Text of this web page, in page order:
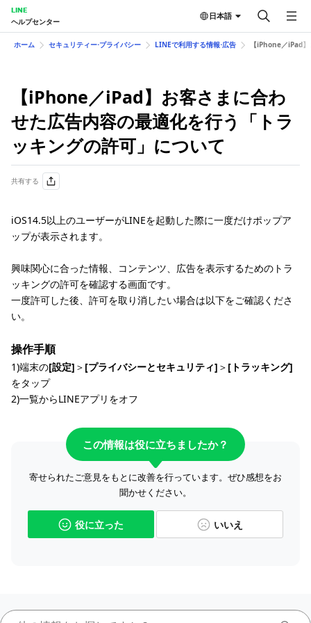
LINE
ヘルプセンター
日本語
ホーム セキュリティー⋅プライバシー LINEで利用する情報⋅広告 【iPhone／iPad
【iPhone／iPad】お客さまに合わ
せた広告内容の最適化を行う「トラ
ッキングの許可」について
共有する
iOS14.5以上のユーザーがLINEを起動した際に一度だけポップア
ップが表示されます。
興味関心に合った情報、コンテンツ、広告を表示するためのトラ
ッキングの許可を確認する画面です。
一度許可した後、許可を取り消したい場合は以下をご確認くださ
い。
操作手順
1)端末の[設定] ＞ [プライバシーとセキュリティ] ＞ [トラッキング]
をタップ
2)一覧からLINEアプリをオフ
この情報は役に立ちましたか？
寄せられたご意見をもとに改善を行っています。ぜひ感想をお
聞かせください。
役に立った いいえ